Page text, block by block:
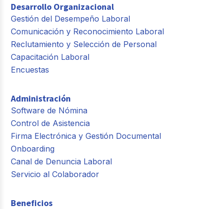
Desarrollo Organizacional
Gestión del Desempeño Laboral
Comunicación y Reconocimiento Laboral
Reclutamiento y Selección de Personal
Capacitación Laboral
Encuestas
Administración
Software de Nómina
Control de Asistencia
Firma Electrónica y Gestión Documental
Onboarding
Canal de Denuncia Laboral
Servicio al Colaborador
Beneficios